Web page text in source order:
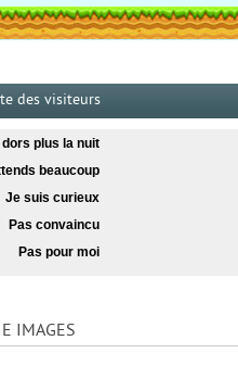
des visiteurs
plus la nuit
beaucoup
Je suis curieux
Pas convaincu
Pas pour moi
IMAGES